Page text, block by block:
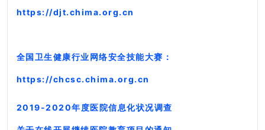
https://djt.chima.org.cn
全国卫生健康行业网络安全技能大赛：
https://chcsc.chima.org.cn
2019-2020年度医院信息化状况调查